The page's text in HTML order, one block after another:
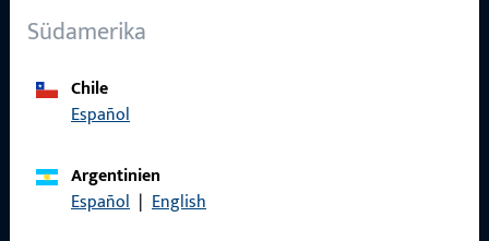
Südamerika
Chile
Español
Argentinien
Español | EnglishSchnelleinstieg